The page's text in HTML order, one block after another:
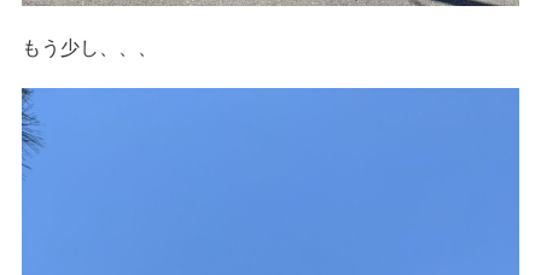
もう少し、、、